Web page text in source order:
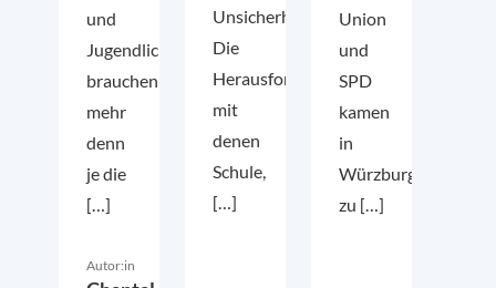
und
Jugendliche
brauchen
mehr
denn
je die
[…]
Autor:in
Unsicherheit.
Die
Herausforderungen,
mit
denen
Schule,
[…]
Union
und
SPD
kamen
in
Würzburg
zu […]